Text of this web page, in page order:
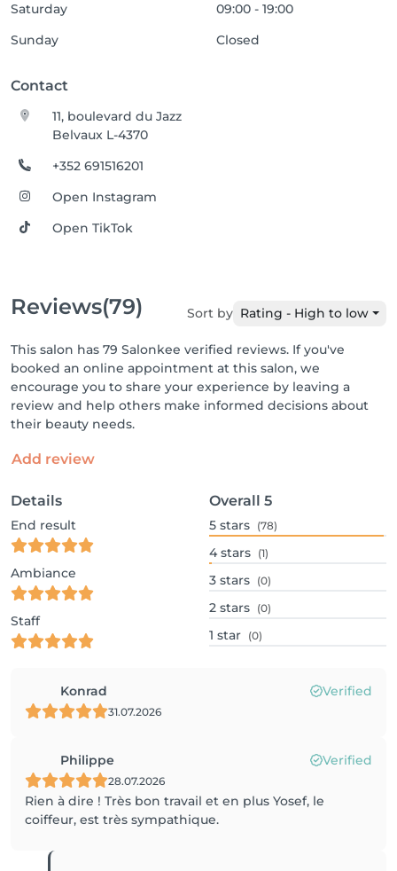
Saturday
09:00 - 19:00
Sunday
Closed
Contact
11, boulevard du Jazz
Belvaux L-4370
+352 691516201
Open Instagram
Open TikTok
Reviews(79) Sort by Rating - High to low
This salon has 79 Salonkee verified reviews. If you've
booked an online appointment at this salon, we
encourage you to share your experience by leaving a
review and help others make informed decisions about
their beauty needs.
Add review
Details
End result
Ambiance
Staff
Overall 5
5 stars (78)
4 stars (1)
3 stars (0)
2 stars (0)
1 star (0)
Konrad Verified
31.07.2026
Philippe Verified
28.07.2026
Rien à dire ! Très bon travail et en plus Yosef, le
coiffeur, est très sympathique.